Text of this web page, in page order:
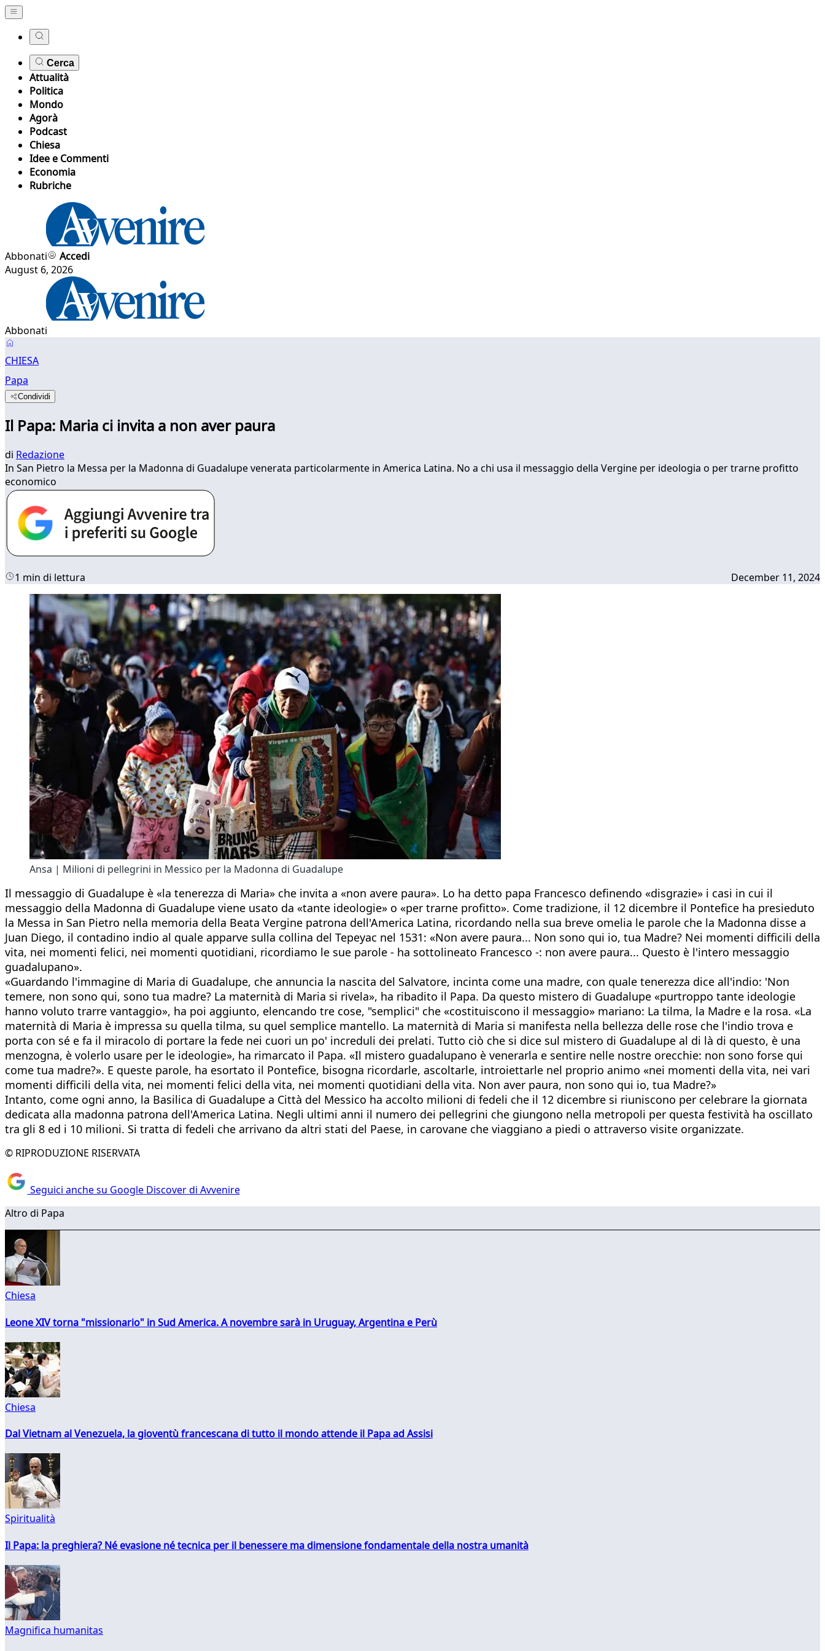
Cerca
Attualità
Politica
Mondo
Agorà
Podcast
Chiesa
Idee e Commenti
Economia
Rubriche
Abbonati
Accedi
August 6, 2026
Abbonati
CHIESA
Papa
Condividi
Il Papa: Maria ci invita a non aver paura
di Redazione
In San Pietro la Messa per la Madonna di Guadalupe venerata particolarmente in America Latina. No a chi usa il messaggio della Vergine per ideologia o per trarne profitto
economico
1 min di lettura December 11, 2024
Ansa | Milioni di pellegrini in Messico per la Madonna di Guadalupe
Il messaggio di Guadalupe è «la tenerezza di Maria» che invita a «non avere paura». Lo ha detto papa Francesco definendo «disgrazie» i casi in cui il
messaggio della Madonna di Guadalupe viene usato da «tante ideologie» o «per trarne profitto». Come tradizione, il 12 dicembre il Pontefice ha presieduto
la Messa in San Pietro nella memoria della Beata Vergine patrona dell'America Latina, ricordando nella sua breve omelia le parole che la Madonna disse a
Juan Diego, il contadino indio al quale apparve sulla collina del Tepeyac nel 1531: «Non avere paura... Non sono qui io, tua Madre? Nei momenti difficili della
vita, nei momenti felici, nei momenti quotidiani, ricordiamo le sue parole - ha sottolineato Francesco -: non avere paura... Questo è l'intero messaggio
guadalupano».
«Guardando l'immagine di Maria di Guadalupe, che annuncia la nascita del Salvatore, incinta come una madre, con quale tenerezza dice all'indio: 'Non
temere, non sono qui, sono tua madre? La maternità di Maria si rivela», ha ribadito il Papa. Da questo mistero di Guadalupe «purtroppo tante ideologie
hanno voluto trarre vantaggio», ha poi aggiunto, elencando tre cose, "semplici" che «costituiscono il messaggio» mariano: La tilma, la Madre e la rosa. «La
maternità di Maria è impressa su quella tilma, su quel semplice mantello. La maternità di Maria si manifesta nella bellezza delle rose che l'indio trova e
porta con sé e fa il miracolo di portare la fede nei cuori un po' increduli dei prelati. Tutto ciò che si dice sul mistero di Guadalupe al di là di questo, è una
menzogna, è volerlo usare per le ideologie», ha rimarcato il Papa. «Il mistero guadalupano è venerarla e sentire nelle nostre orecchie: non sono forse qui
come tua madre?». E queste parole, ha esortato il Pontefice, bisogna ricordarle, ascoltarle, introiettarle nel proprio animo «nei momenti della vita, nei vari
momenti difficili della vita, nei momenti felici della vita, nei momenti quotidiani della vita. Non aver paura, non sono qui io, tua Madre?»
Intanto, come ogni anno, la Basilica di Guadalupe a Città del Messico ha accolto milioni di fedeli che il 12 dicembre si riuniscono per celebrare la giornata
dedicata alla madonna patrona dell'America Latina. Negli ultimi anni il numero dei pellegrini che giungono nella metropoli per questa festività ha oscillato
tra gli 8 ed i 10 milioni. Si tratta di fedeli che arrivano da altri stati del Paese, in carovane che viaggiano a piedi o attraverso visite organizzate.
© RIPRODUZIONE RISERVATA
Seguici anche su Google Discover di Avvenire
Altro di Papa
Chiesa
Leone XIV torna "missionario" in Sud America. A novembre sarà in Uruguay, Argentina e Perù
Chiesa
Dal Vietnam al Venezuela, la gioventù francescana di tutto il mondo attende il Papa ad Assisi
Spiritualità
Il Papa: la preghiera? Né evasione né tecnica per il benessere ma dimensione fondamentale della nostra umanità
Magnifica humanitas